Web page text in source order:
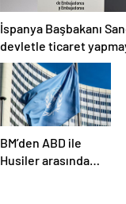
İspanya Başbakanı
devletle ticaret
BM’den ABD ile
Husiler arasında